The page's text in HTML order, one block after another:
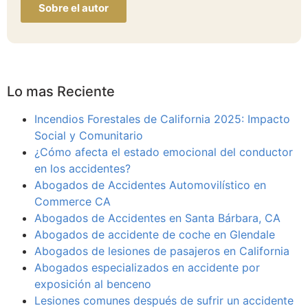
Sobre el autor
Lo mas Reciente
Incendios Forestales de California 2025: Impacto
Social y Comunitario
¿Cómo afecta el estado emocional del conductor
en los accidentes?
Abogados de Accidentes Automovilístico en
Commerce CA
Abogados de Accidentes en Santa Bárbara, CA
Abogados de accidente de coche en Glendale
Abogados de lesiones de pasajeros en California
Abogados especializados en accidente por
exposición al benceno
Lesiones comunes después de sufrir un accidente